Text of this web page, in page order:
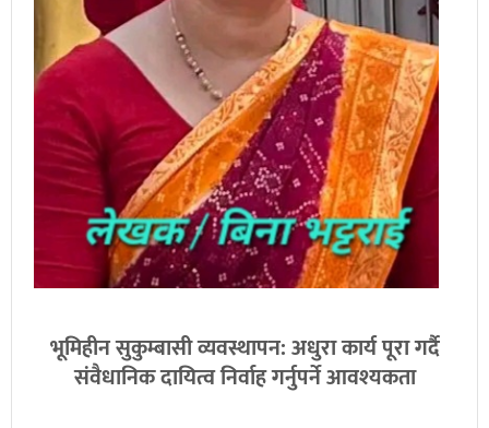
भूमिहीन सुकुम्बासी व्यवस्थापन: अधुरा कार्य पूरा गर्दै
संवैधानिक दायित्व निर्वाह गर्नुपर्ने आवश्यकता